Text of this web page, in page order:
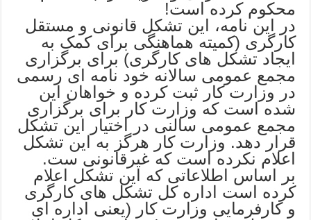
محکوم کرده است!
در این نامه، این تشکل قانونی و مستقل
کارگری (کمیته هماهنگی برای کمک به
ایجاد تشکل های کارگری) برای برگزاری
مجمع عمومی سالانه خود نامه ای رسمی
در وزارت کار ثبت کرده و خواهان این
شده است که وزارت کار برای برگزاری
مجمع عمومی سالنی در اختیار این تشکل
قرار دهد. وزارت کار هرگز به این تشکل
اعلام نکرده است که غیرقانونی ست.
بر اساس اطلاعاتی که این تشکل اعلام
کرده است اداره کل تشکل های کارگری
و کارفرمایی وزارت کار (یعنی اداره ای